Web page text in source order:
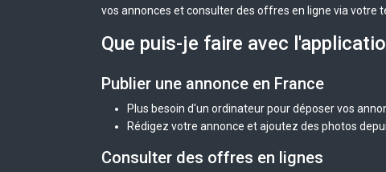
vos annonces et consulter des offres en ligne via votre
Que puis-je faire avec
Publier une annonce en France
Plus besoin d'un ordinateur pour déposer vos
Rédigez votre annonce et ajoutez des photos
Consulter des offres en lignes